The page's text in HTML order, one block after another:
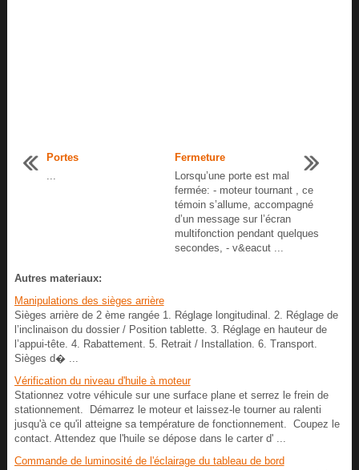
Portes
Fermeture
Lorsqu’une porte est mal
fermée: - moteur tournant , ce
témoin s’allume, accompagné
d’un message sur l’écran
multifonction pendant quelques
secondes, - v&eacut ...
Autres materiaux:
Manipulations des sièges arrière
Sièges arrière de 2 ème rangée 1. Réglage longitudinal. 2. Réglage de
l’inclinaison du dossier / Position tablette. 3. Réglage en hauteur de
l’appui-tête. 4. Rabattement. 5. Retrait / Installation. 6. Transport.
Sièges d� ...
Vérification du niveau d'huile à moteur
Stationnez votre véhicule sur une surface plane et serrez le frein de
stationnement. Démarrez le moteur et laissez-le tourner au ralenti
jusqu'à ce qu'il atteigne sa température de fonctionnement. Coupez le
contact. Attendez que l'huile se dépose dans le carter d' ...
Commande de luminosité de l'éclairage du tableau de bord